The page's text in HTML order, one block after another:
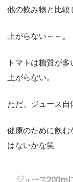
他の飲み物と比較
上がらない～～。
トマトは糖質が
上がらない。
ただ、ジュース
健康のために飲む
はないかな笑